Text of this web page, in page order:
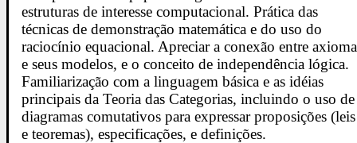
estruturas de interesse computacional. Prática das
técnicas de demonstração matemática e do uso do
raciocínio equacional. Apreciar a conexão entre
e seus modelos, e o conceito de independência lógica.
Familiarização com a linguagem básica e as idéias
principais da Teoria das Categorias, incluindo o uso de
diagramas comutativos para expressar proposições (leis
e teoremas), especificações, e definições.